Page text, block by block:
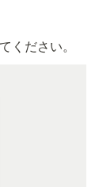
ください。